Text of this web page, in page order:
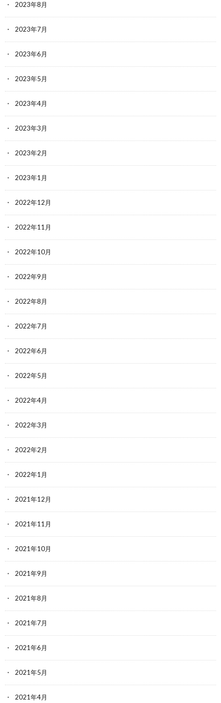
2023年8月
2023年7月
2023年6月
2023年5月
2023年4月
2023年3月
2023年2月
2023年1月
2022年12月
2022年11月
2022年10月
2022年9月
2022年8月
2022年7月
2022年6月
2022年5月
2022年4月
2022年3月
2022年2月
2022年1月
2021年12月
2021年11月
2021年10月
2021年9月
2021年8月
2021年7月
2021年6月
2021年5月
2021年4月